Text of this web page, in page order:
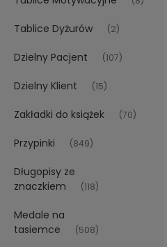
Tablice Dyżurów (2)
Dzielny Pacjent (107)
Dzielny Klient (15)
Zakładki do książek (70)
Przypinki (849)
Długopisy ze
znaczkiem
(118)
Medale na
tasiemce
(508)